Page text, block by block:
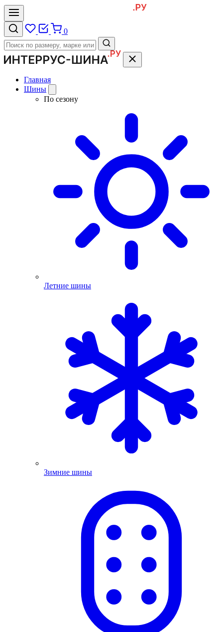
0
Главная
Шины
По сезону
Летние шины
Зимние шины